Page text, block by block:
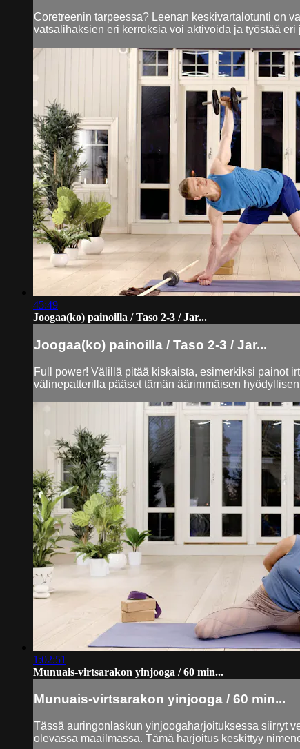
Coretreenin tarpeessa? Leenan keskivartalotunti on
vatsalihaksien eri kerroksia voi aktivoida ja työstää
45:49
Joogaa(ko) painoilla / Taso 2-3 / Jar...
Joogaa(ko) painoilla / Taso 2-3 / Jar...
Full power! Välillä pitää kiskaista, esimerkiksi painot
välinepatterilla pääset tämän äärimmäisen
1:02:51
Munuais-virtsarakon yinjooga / 60 min...
Munuais-virtsarakon yinjooga / 60 min...
Tässä auringonlaskun yinjoogaharjoituksessa siirryt
olevassa maailmassa. Tämä harjoitus keskittyy